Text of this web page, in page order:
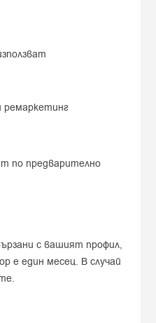
ремаркетинг
по предварително
с вашият профил,
е един месец. В случай